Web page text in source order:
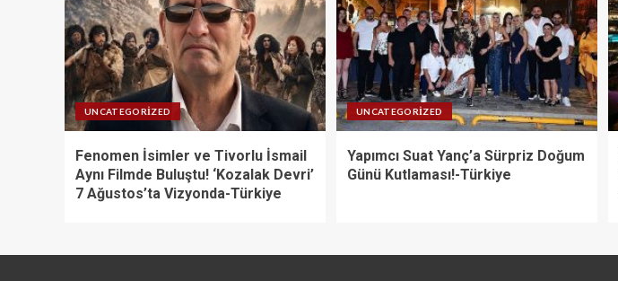
UNCATEGORIZED
Fenomen İsimler ve Tivorlu İsmail
Aynı Filmde Buluştu! ‘Kozalak Devri’
7 Ağustos’ta Vizyonda-Türkiye
UNCATEGORIZED
Yapımcı Suat Yanç’a Sürpriz Doğum
Günü Kutlaması!-Türkiye